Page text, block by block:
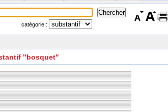
catégorie :
"bosquet"